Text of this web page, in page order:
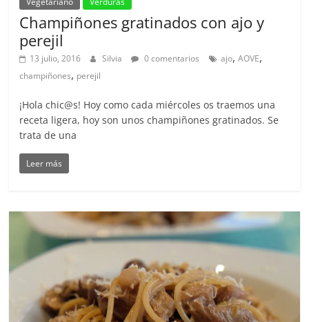
Champiñones gratinados con ajo y
perejil
13 julio, 2016 Silvia 0 comentarios ajo,AOVE,
champiñones, perejil
¡Hola chic@s! Hoy como cada miércoles os traemos una
receta ligera, hoy son unos champiñones gratinados. Se
trata de una
Leer más